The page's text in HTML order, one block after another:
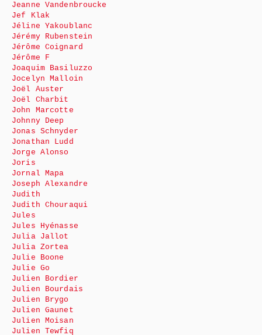
Jeanne Vandenbroucke
Jef Klak
Jéline Yakoublanc
Jérémy Rubenstein
Jérôme Coignard
Jérôme F
Joaquim Basiluzzo
Jocelyn Malloin
Joël Auster
Joël Charbit
John Marcotte
Johnny Deep
Jonas Schnyder
Jonathan Ludd
Jorge Alonso
Joris
Jornal Mapa
Joseph Alexandre
Judith
Judith Chouraqui
Jules
Jules Hyénasse
Julia Jallot
Julia Zortea
Julie Boone
Julie Go
Julien Bordier
Julien Bourdais
Julien Brygo
Julien Gaunet
Julien Moisan
Julien Tewfiq